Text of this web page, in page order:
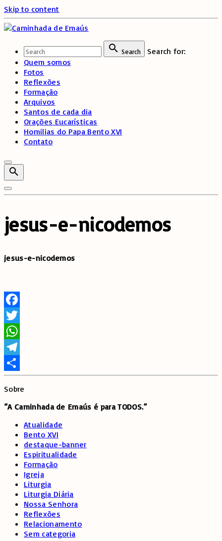
Skip to content
Search
Search for:
Quem somos
Fotos
Reflexões
Formação
Arquivos
Santos de cada dia
Orações Eucarísticas
Homilias do Papa Bento XVI
Contato
jesus-e-nicodemos
jesus-e-nicodemos
Facebook
Twitter
WhatsApp
Telegram
Share
Sobre
“A Caminhada de Emaús é para TODOS.”
Atualidade
Bento XVI
destaque-banner
Espiritualidade
Formação
Igreja
Liturgia
Liturgia Diária
Nossa Senhora
Reflexões
Relacionamento
Sem categoria